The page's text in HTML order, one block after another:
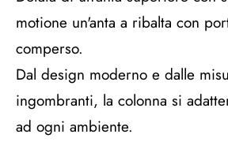
motione un'anta a ribalta con
comperso.
Dal design moderno e dalle
ingombranti, la colonna si
ad ogni ambiente.